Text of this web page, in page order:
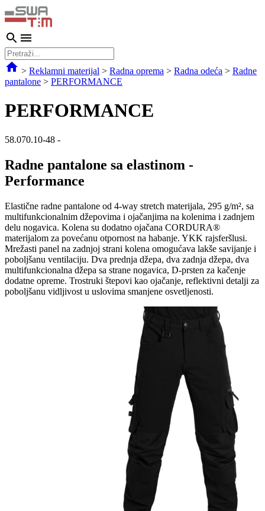
> Reklamni materijal > Radna oprema > Radna odeća > Radne
pantalone > PERFORMANCE
PERFORMANCE
58.070.10-48 -
Radne pantalone sa elastinom -
Performance
Elastične radne pantalone od 4-way stretch materijala, 295 g/m², sa
multifunkcionalnim džepovima i ojačanjima na kolenima i zadnjem
delu nogavica. Kolena su dodatno ojačana CORDURA®
materijalom za povećanu otpornost na habanje. YKK rajsferšlusi.
Mrežasti panel na zadnjoj strani kolena omogućava lakše savijanje i
poboljšanu ventilaciju. Dva prednja džepa, dva zadnja džepa, dva
multifunkcionalna džepa sa strane nogavica, D-prsten za kačenje
dodatne opreme. Trostruki štepovi kao ojačanje, reflektivni detalji za
poboljšanu vidljivost u uslovima smanjene osvetljenosti.